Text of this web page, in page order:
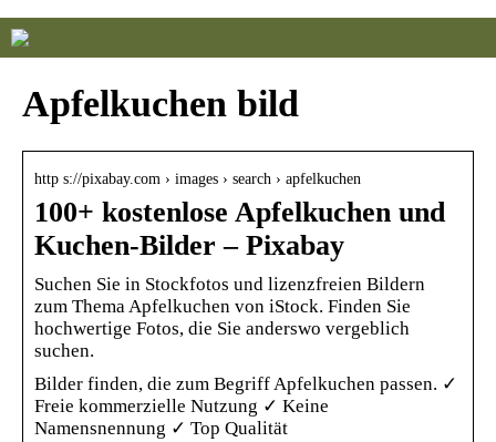
Apfelkuchen bild
http s://pixabay.com › images › search › apfelkuchen
100+ kostenlose Apfelkuchen und
Kuchen-Bilder – Pixabay
Suchen Sie in Stockfotos und lizenzfreien Bildern
zum Thema Apfelkuchen von iStock. Finden Sie
hochwertige Fotos, die Sie anderswo vergeblich
suchen.
Bilder finden, die zum Begriff Apfelkuchen passen. ✓
Freie kommerzielle Nutzung ✓ Keine
Namensnennung ✓ Top Qualität